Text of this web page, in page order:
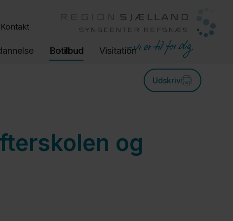
Kontakt
Botilbud Visitation
Udskriv
og